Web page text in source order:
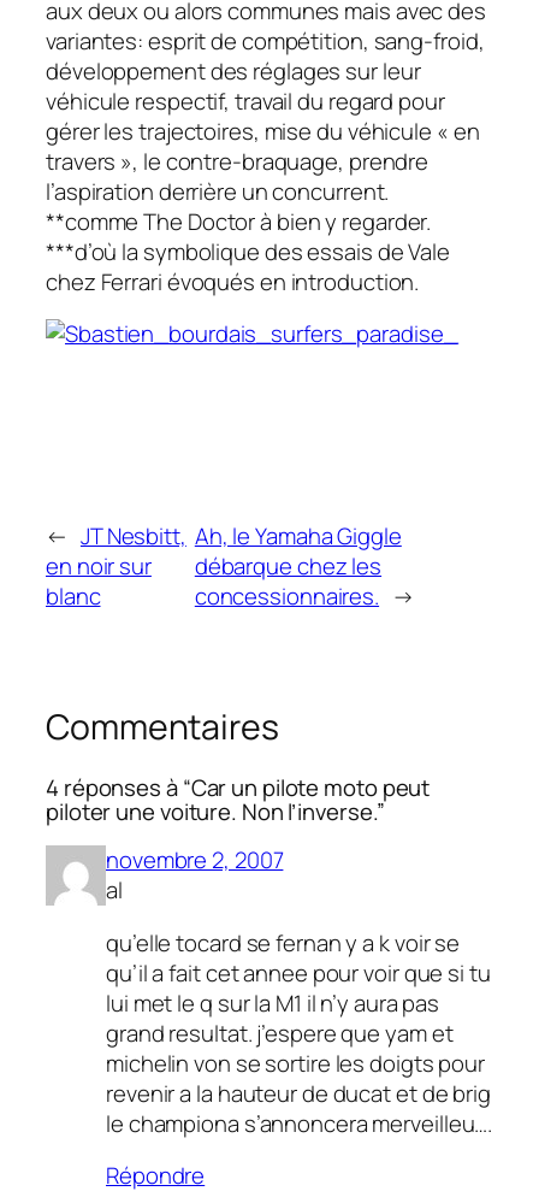
aux deux ou alors communes mais avec des
variantes: esprit de compétition, sang-froid,
développement des réglages sur leur
véhicule respectif, travail du regard pour
gérer les trajectoires, mise du véhicule « en
travers », le contre-braquage, prendre
l’aspiration derrière un concurrent.
**comme The Doctor à bien y regarder.
***d’où la symbolique des essais de Vale
chez Ferrari évoqués en introduction.
← JT Nesbitt,
en noir sur
blanc
Ah, le Yamaha Giggle
débarque chez les
concessionnaires. →
Commentaires
4 réponses à “Car un pilote moto peut
piloter une voiture. Non l’inverse.”
novembre 2, 2007
al
qu’elle tocard se fernan y a k voir se
qu’il a fait cet annee pour voir que si tu
lui met le q sur la M1 il n’y aura pas
grand resultat. j’espere que yam et
michelin von se sortire les doigts pour
revenir a la hauteur de ducat et de brig
le championa s’annoncera merveilleu….
Répondre